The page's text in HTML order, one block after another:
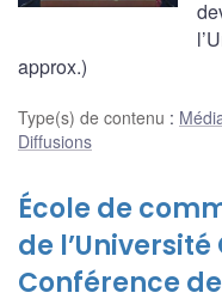
approx.)
Type(s) de contenu :
Diffusions
École de
de l’Université
Conférence